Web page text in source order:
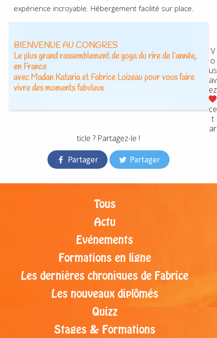
expérience incroyable. Hébergement facilité sur place.
BIENVENUE AU CONGRES
Le plus grand rassemblement de yoga du rire de l’année,
en France
avec Madan Kataria et Fabrice Loizeau pour vous faire
vivre des moments fabuleux
V
o
us
av
ez
ce
t
ar
ticle ? Partagez-le !
Partager Partager
Tous
Actu
Evénements
Formations en ligne
Les dernières chroniques de Fabrice
Les nouveaux diplômés
Quizz
Stages & Formations